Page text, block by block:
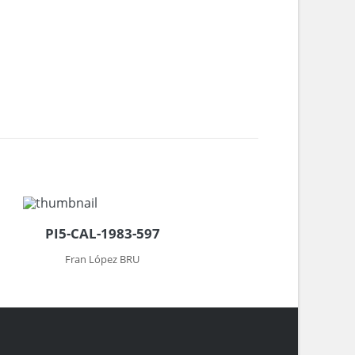
PI5-CAL-1983-597
Fran López BRU